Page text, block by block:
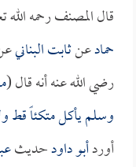
قال المصنف رحمه
حمادعنثابت البناني
رضي الله عنه أنه قال (
وسلم يأكل متكئاً قط
أوردأبو داودحديث